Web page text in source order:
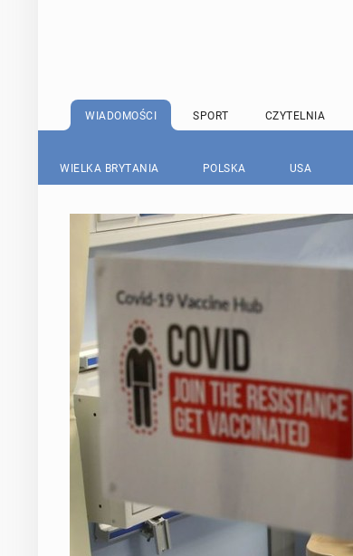
WIADOMOŚCI SPORT CZYTELNIA
WIELKA BRYTANIA POLSKA USA